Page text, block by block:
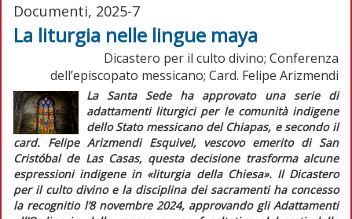
Documenti, 2025-7
La liturgia nelle lingue maya
Dicastero per il culto divino; Conferenza
dell’episcopato messicano; Card. Felipe Arizmendi
La Santa Sede ha approvato una serie di
adattamenti liturgici per le comunità indigene
dello Stato messicano del Chiapas, e secondo il
card. Felipe Arizmendi Esquivel, vescovo emerito di San
Cristóbal de Las Casas, questa decisione trasforma alcune
espressioni indigene in «liturgia della Chiesa». Il Dicastero
per il culto divino e la disciplina dei sacramenti ha concesso
la recognitiol’8 novembre 2024, approvando gliAdattamenti